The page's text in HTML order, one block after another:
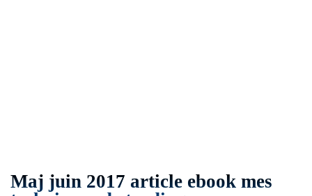
Maj juin 2017 article ebook mes